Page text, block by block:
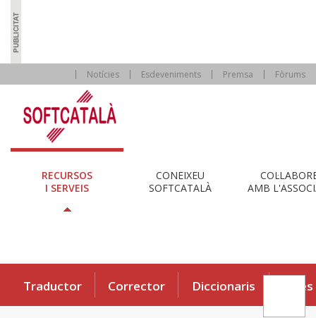
Notícies Esdeveniments Premsa Fòrums
RECURSOS
I SERVEIS
CONEIXEU
SOFTCATALÀ
AMB
Traductor Corrector Diccionaris Eines